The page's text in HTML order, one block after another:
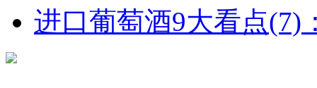
进口葡萄酒9大看点(7)